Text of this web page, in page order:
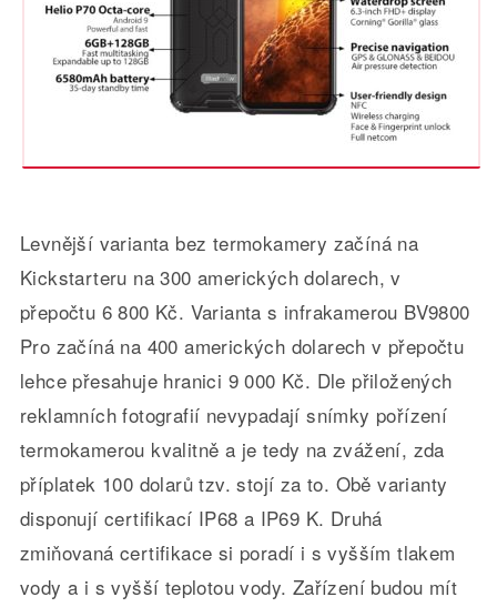
Levnější varianta bez termokamery začíná na
Kickstarteru na 300 amerických dolarech, v
přepočtu 6 800 Kč. Varianta s infrakamerou BV9800
Pro začíná na 400 amerických dolarech v přepočtu
lehce přesahuje hranici 9 000 Kč. Dle přiložených
reklamních fotografií nevypadají snímky pořízení
termokamerou kvalitně a je tedy na zvážení, zda
příplatek 100 dolarů tzv. stojí za to. Obě varianty
disponují certifikací IP68 a IP69 K. Druhá
zmiňovaná certifikace si poradí i s vyšším tlakem
vody a i s vyšší teplotou vody. Zařízení budou mít